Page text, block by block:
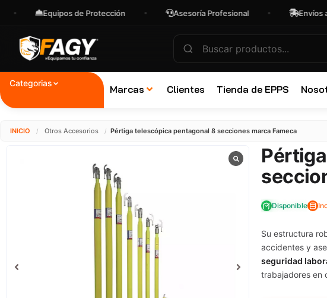
Equipos de Protección Asesoría Profesional Envíos a Todo el
Categorias
Marcas Clientes Tienda de EPPS
INICIO / Otros Accesorios / Pértiga telescópica pentagonal 8 secciones marca Fameca
Disponible
Su estructura
accidentes y
seguridad
trabajadores en